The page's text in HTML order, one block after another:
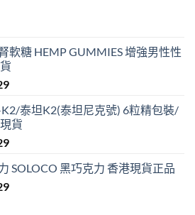
軟糖 HEMP GUMMIES 增強男性性
Price
$459
through
$1329
泰坦K2(泰坦尼克號) 6粒精包裝/
貨
Price
$529
through
SOLOCO 黑巧克力 香港現貨正品
Price